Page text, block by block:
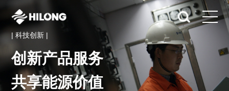
| 科技创新 |
创新产品服务
共享能源价值